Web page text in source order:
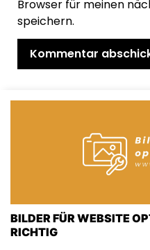
Browser für meinen
speichern.
BILDER FÜR WEBSITE
RICHTIG